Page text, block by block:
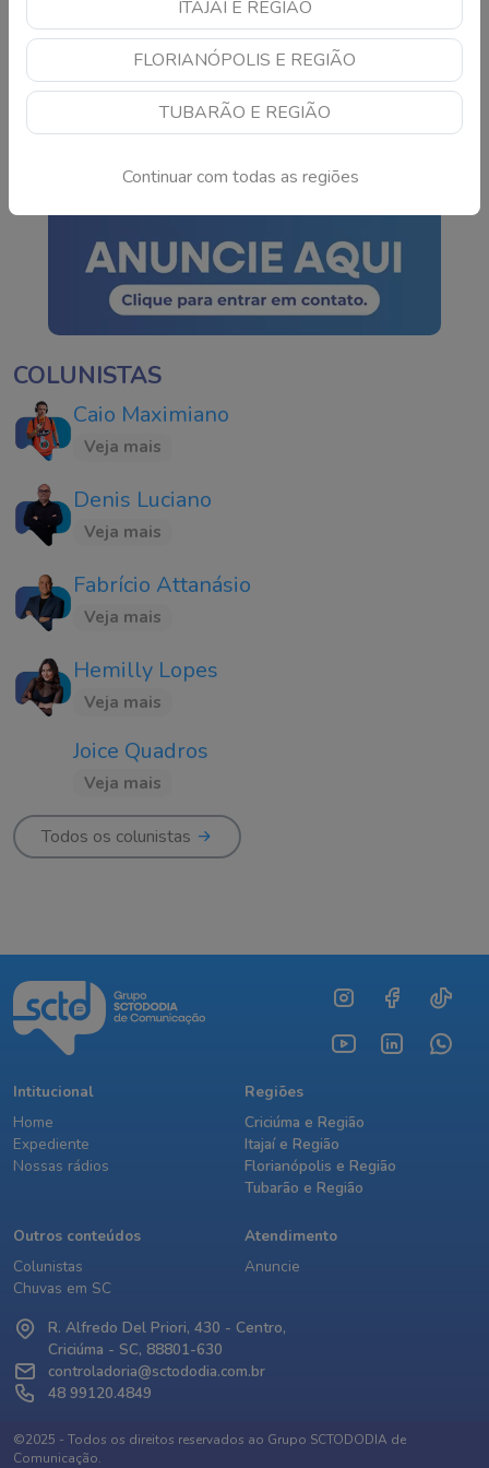
ITAJAÍ E REGIÃO
FLORIANÓPOLIS E REGIÃO
TUBARÃO E REGIÃO
Continuar com todas as regiões
Sorteio para definir
quartas de final da Copa
do Brasil será na próxima
semana
Continue lendo
COLUNISTAS
Caio Maximiano
Veja mais
Denis Luciano
Veja mais
Fabrício Attanásio
Veja mais
Hemilly Lopes
Veja mais
Joice Quadros
Veja mais
Todos os colunistas
Intitucional
Home
Expediente
Nossas rádios
Regiões
Criciúma e Região
Itajaí e Região
Florianópolis e Região
Tubarão e Região
Outros conteúdos
Colunistas
Chuvas em SC
Atendimento
Anuncie
R. Alfredo Del Priori, 430 - Centro,
Criciúma - SC, 88801-630
controladoria@sctododia.com.br
48 99120.4849
©2025 - Todos os direitos reservados ao Grupo SCTODODIA de
Comunicação.